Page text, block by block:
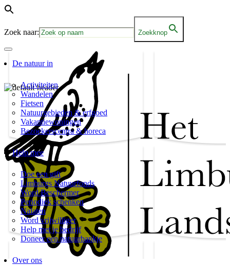
Zoek naar: Zoekknop
De natuur in
Activiteiten
Wandelen
Fietsen
Natuurgebieden & erfgoed
Vakantiewoningen
Bezoekerscentra & horeca
Help mee
Doe een gift
Limburgs Natuurfonds
Word Beschermer
Periodiek schenken
Nalaten
Word vrijwilliger
Help met je bedrijf
Doneer een natuurbankje
Over ons